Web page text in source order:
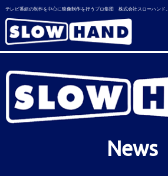
テレビ番組の制作を中心に映像制作を行うプロ集団 株式会社スローハンド。
News